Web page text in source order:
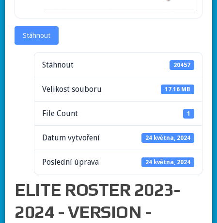
Stáhnout
Stáhnout 20457
Velikost souboru 17.16 MB
File Count 1
Datum vytvoření 24 května, 2024
Poslední úprava 24 května, 2024
ELITE ROSTER 2023-
2024 - VERSION -